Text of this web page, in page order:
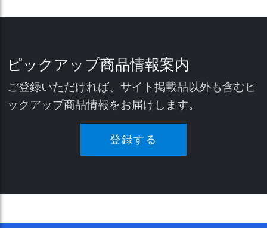
ピックアップ商品情報案内
ご登録いただければ、サイト掲載品以外も含むピ
ックアップ商品情報をお届けします。
登録する